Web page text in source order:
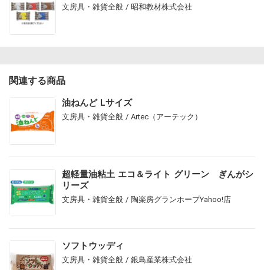
文房具・雑貨全般 / 昭和教材株式会社
関連する商品
油ねんど Lサイズ
文房具・雑貨全般 / Artec（アーテック）
超軽量油粘土 エコ＆ライト グリーン ぎんがシ
リーズ
文房具・雑貨全般 / 陶楽房グランホープYahoo!店
ソフトウッディ
文房具・雑貨全般 / 銀鳥産業株式会社